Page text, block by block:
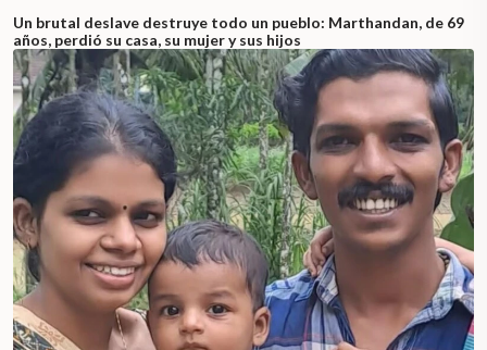
Un brutal deslave destruye todo un pueblo: Marthandan, de 69
años, perdió su casa, su mujer y sus hijos